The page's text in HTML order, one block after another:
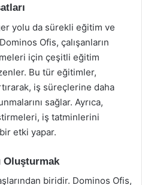
yolu da sürekli eğitim ve
Ofis, çalışanların
için çeşitli eğitim
Bu tür eğitimler,
iş süreçlerine daha
sağlar. Ayrıca,
iş tatminlerini
etki yapar.
biridir. Dominos Ofis,